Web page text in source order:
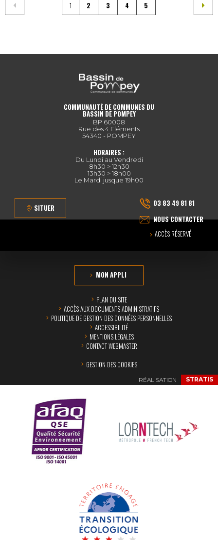
1 2 3 4 5
COMMUNAUTÉ DE COMMUNES DU
BASSIN DE POMPEY
BP 60008
Rue des 4 Eléments
54340 - POMPEY
HORAIRES :
Du Lundi au Vendredi
8h30 > 12h30
13h30 > 18h00
Le Mardi jusque 19h00
SITUER
03 83 49 81 81
NOUS CONTACTER
ACCÈS RÉSERVÉ
MON APPLI
PLAN DU SITE
ACCÈS AUX DOCUMENTS ADMINISTRATIFS
POLITIQUE DE GESTION DES DONNÉES PERSONNELLES
ACCESSIBILITÉ
MENTIONS LÉGALES
CONTACT WEBMASTER
GESTION DES COOKIES
RÉALISATION STRATIS